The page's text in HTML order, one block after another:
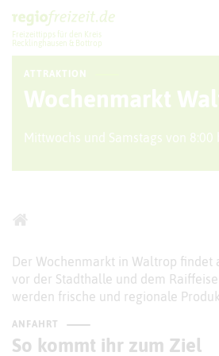
Freizeittipps für den Kreis
Recklinghausen & Bottrop
ATTRAKTION
Wochenmarkt
Mittwochs und Samstags von 8:00
Der Wochenmarkt in Waltrop findet
vor der Stadthalle und dem
werden frische und regionale
ANFAHRT
So kommt ihr zum Ziel